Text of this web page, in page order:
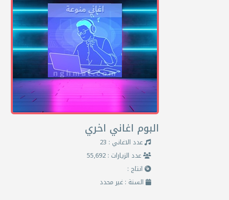
البوم اغاني اخري
عدد الاغاني : 23
عدد الزيارات : 55,692
انتاج :
السنة : غير محدد